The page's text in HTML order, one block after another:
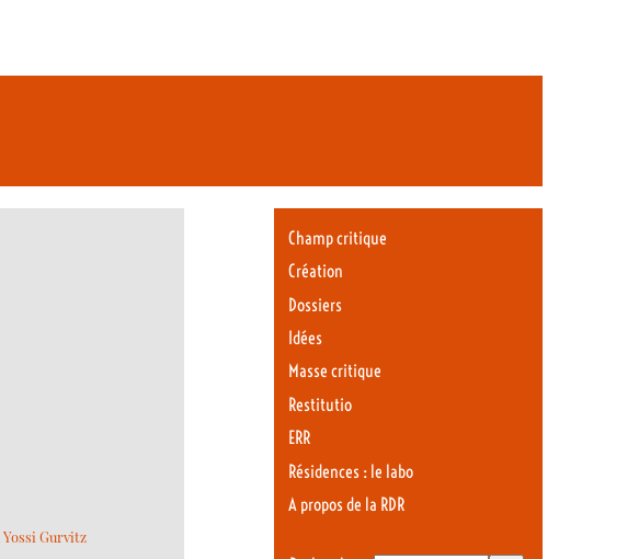
Yossi Gurvitz
Champ critique
Création
Dossiers
Idées
Masse critique
Restitutio
ERR
Résidences : le labo
A propos de la RDR